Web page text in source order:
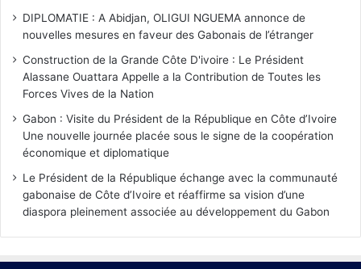
DIPLOMATIE : A Abidjan, OLIGUI NGUEMA annonce de
nouvelles mesures en faveur des Gabonais de l’étranger
Construction de la Grande Côte D'ivoire : Le Président
Alassane Ouattara Appelle a la Contribution de Toutes les
Forces Vives de la Nation
Gabon : Visite du Président de la République en Côte d’Ivoire
Une nouvelle journée placée sous le signe de la coopération
économique et diplomatique
Le Président de la République échange avec la communauté
gabonaise de Côte d’Ivoire et réaffirme sa vision d’une
diaspora pleinement associée au développement du Gabon